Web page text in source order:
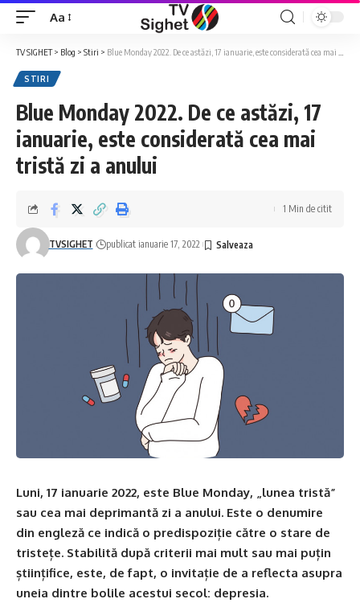
Font
Resizer
Aa
TV SIGHET> Blog > Stiri > Blue Monday 2022. De ce astăzi, 17 ianuarie, este considerată cea mai tristă zi a anului
STIRI
Blue Monday 2022. De ce astăzi, 17
ianuarie, este considerată cea mai
tristă zi a anului
TVSIGHET publicat ianuarie 17, 2022
1 Min de citit
Luni, 17 ianuarie 2022, este Blue Monday, „lunea tristă”
sau cea mai deprimantă zi a anului. Este o denumire
din engleză ce indică o predispoziție către o stare de
tristețe. Stabilită după criterii mai mult sau mai puțin
științifice, este, de fapt, o invitație de a reflecta asupra
uneia dintre bolile acestui secol: depresia.